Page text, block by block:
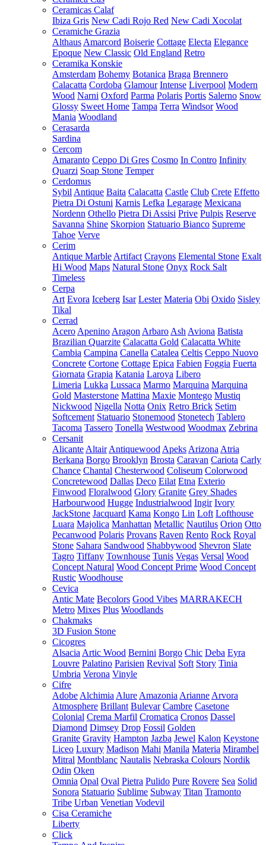
Ceramicas Calaf
Ibiza Gris New Cadi Rojo Red New Cadi Xocolat
Ceramiche Grazia
Althaus Amarcord Boiserie Cottage Electa Elegance
Epoque New Classic Old England Retro
Ceramika Konskie
Amsterdam Bohemy Botanica Braga Brennero
Calacatta Cordoba Glamour Intense Liverpool Modern
Wood Narni Oxford Parma Polaris Portis Salerno Snow
Glossy Sweet Home Tampa Terra Windsor Wood
Mania Woodland
Cerasarda
Sardina
Cercom
Amaranto Ceppo Di Gres Cosmo In Contro Infinity
Quarzi Soap Stone Temper
Cerdomus
Sybil Antique Baita Calacatta Castle Club Crete Effetto
Pietra Di Ostuni Karnis Lefka Legarage Mexicana
Nordenn Othello Pietra Di Assisi Prive Pulpis Reserve
Savanna Shine Skorpion Statuario Bianco Supreme
Tahoe Verve
Cerim
Antique Marble Artifact Crayons Elemental Stone Exalt
Hi Wood Maps Natural Stone Onyx Rock Salt
Timeless
Cerpa
Art Evora Iceberg Isar Lester Materia Obi Oxido Sisley
Tikal
Cerrad
Acero Apenino Aragon Arbaro Ash Aviona Batista
Brazilian Quarzite Calacatta Gold Calacatta White
Cambia Campina Canella Catalea Celtis Ceppo Nuovo
Concrete Cortone Cottage Epica Fabien Foggia Fuerta
Giornata Grapia Katania Laroya Libero
Limeria Lukka Lussaca Marmo Marquina Marquina
Gold Masterstone Mattina Maxie Montego Mustiq
Nickwood Nigella Notta Onix Retro Brick Setim
Softcement Statuario Stonemood Stonetech Tablero
Tacoma Tassero Tonella Westwood Woodmax Zebrina
Cersanit
Alicante Altair Antiquewood Apeks Arizona Atria
Berkana Borgo Brooklyn Brosta Caravan Cariota Carly
Chance Chantal Chesterwood Coliseum Colorwood
Concretewood Dallas Deco Eilat Etna Exterio
Finwood Floralwood Glory Granite Grey Shades
Harbourwood Hugge Industrialwood Ingir Ivory
JackStone Jacquard Kama Kongo Lin Loft Lofthouse
Luara Majolica Manhattan Metallic Nautilus Orion Otto
Pecanwood Polaris Provans Raven Rento Rock Royal
Stone Sahara Sandwood Shabbywood Shevron Slate
Tagro Tiffany Townhouse Tunis Vegas Versal Wood
Concept Natural Wood Concept Prime Wood Concept
Rustic Woodhouse
Cevica
Antic Mate Becolors Good Vibes MARRAKECH
Metro Mixes Plus Woodlands
Chakmaks
3D Fusion Stone
Cicogres
Alsacia Artic Wood Bernini Borgo Chic Deba Eyra
Louvre Palatino Parisien Revival Soft Story Tinia
Umbria Verona Vinyle
Cifre
Adobe Alchimia Alure Amazonia Arianne Arvora
Atmosphere Brillant Bulevar Cambre Casetone
Colonial Crema Marfil Cromatica Cronos Dassel
Diamond Dimsey Drop Fossil Golden
Granite Gravity Hampton Jazba Jewel Kalon Keystone
Liceo Luxury Madison Mahi Manila Materia Mirambel
Mitral Montblanc Nautalis Nebraska Colours Nordik
Odin Oken
Omnia Opal Oval Pietra Pulido Pure Rovere Sea Solid
Sonora Statuario Sublime Subway Titan Tramonto
Tribe Urban Venetian Vodevil
Cisa Ceramiche
Liberty
Click